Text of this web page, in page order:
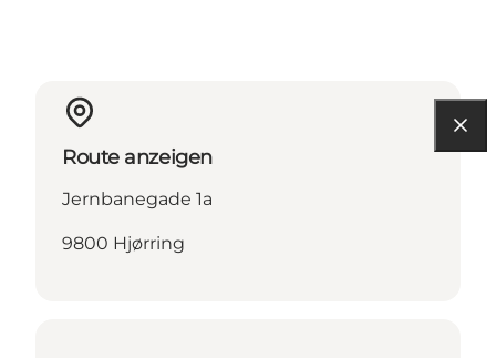
Route anzeigen
Jernbanegade 1a
9800 Hjørring